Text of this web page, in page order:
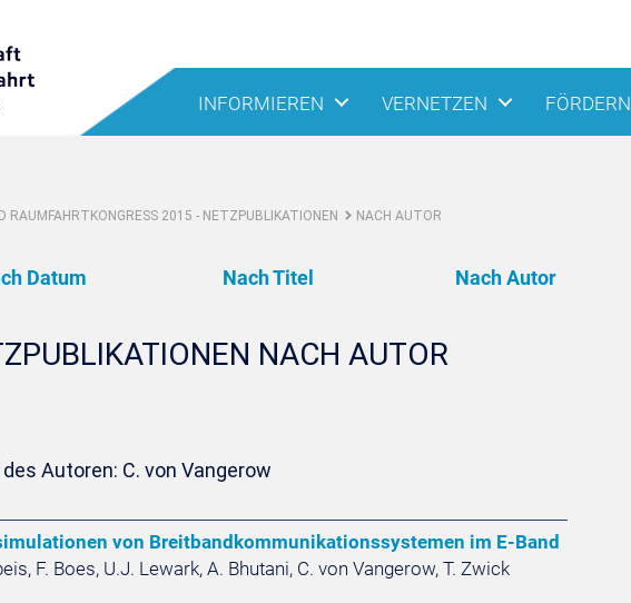
INFORMIEREN VERNETZEN FÖRDERN
RAUMFAHRTKONGRESS 2015 - NETZPUBLIKATIONEN NACH AUTOR
Datum Nach Titel Nach Autor
NACH AUTOR
Autoren: C. von Vangerow
von Breitbandkommunikationssystemen im E-Band
F. Boes, U.J. Lewark, A. Bhutani, C. von Vangerow, T. Zwick